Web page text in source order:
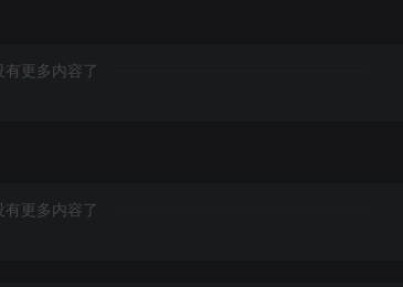
有更多内容了
有更多内容了